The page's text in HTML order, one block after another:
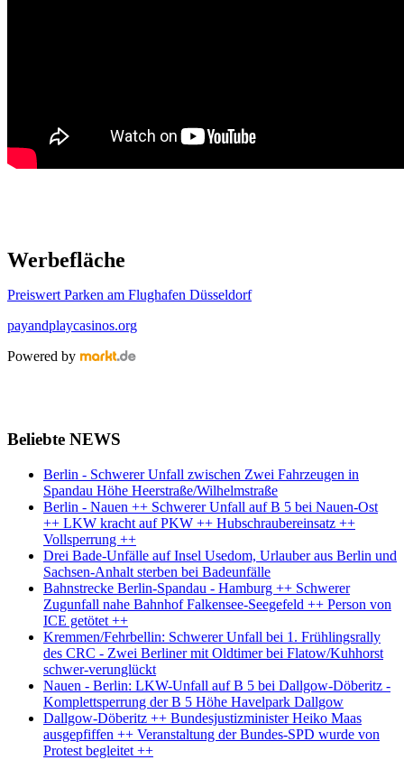
Werbefläche
Preiswert Parken am Flughafen Düsseldorf
payandplaycasinos.org
Powered by
Beliebte NEWS
Berlin - Schwerer Unfall zwischen Zwei Fahrzeugen in
Spandau Höhe Heerstraße/Wilhelmstraße
Berlin - Nauen ++ Schwerer Unfall auf B 5 bei Nauen-Ost
++ LKW kracht auf PKW ++ Hubschraubereinsatz ++
Vollsperrung ++
Drei Bade-Unfälle auf Insel Usedom, Urlauber aus Berlin und
Sachsen-Anhalt sterben bei Badeunfälle
Bahnstrecke Berlin-Spandau - Hamburg ++ Schwerer
Zugunfall nahe Bahnhof Falkensee-Seegefeld ++ Person von
ICE getötet ++
Kremmen/Fehrbellin: Schwerer Unfall bei 1. Frühlingsrally
des CRC - Zwei Berliner mit Oldtimer bei Flatow/Kuhhorst
schwer-verunglückt
Nauen - Berlin: LKW-Unfall auf B 5 bei Dallgow-Döberitz -
Komplettsperrung der B 5 Höhe Havelpark Dallgow
Dallgow-Döberitz ++ Bundesjustizminister Heiko Maas
ausgepfiffen ++ Veranstaltung der Bundes-SPD wurde von
Protest begleitet ++